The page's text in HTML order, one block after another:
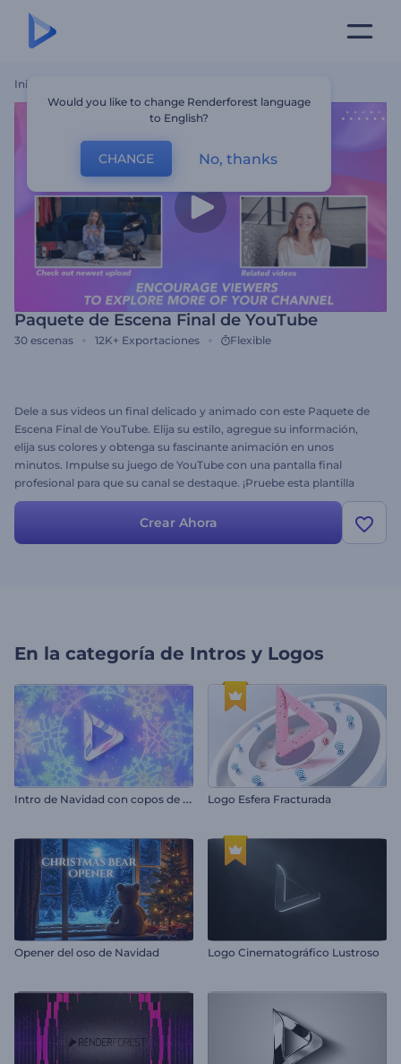
Inicio
Paquete de Escena Final de YouTube
30 escenas 12K+ Exportaciones Flexible
Dele a sus videos un final delicado y animado con este Paquete de
Escena Final de YouTube. Elija su estilo, agregue su información,
elija sus colores y obtenga su fascinante animación en unos
minutos. Impulse su juego de YouTube con una pantalla final
profesional para que su canal se destaque. ¡Pruebe esta plantilla
dinámica hoy mismo!
Crear Ahora
En la categoría de Intros y Logos
I
ntro de Navidad con copos de nieve Logo Esfera Fracturada
Opener del oso de Navidad Logo Cinematográfico Lustroso
Would you like to change Renderforest language
to English?
CHANGE No, thanks